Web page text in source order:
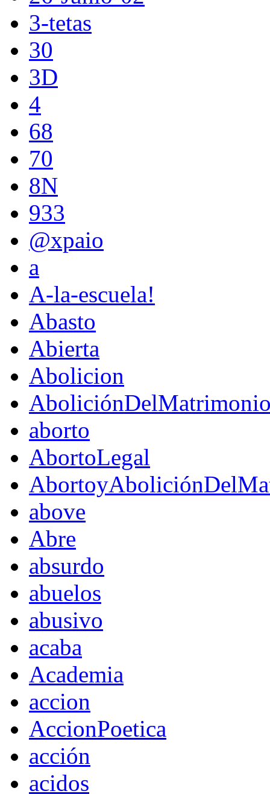
3-tetas
30
3D
4
68
70
8N
933
@xpaio
a
A-la-escuela!
Abasto
Abierta
Abolicion
aborto
AbortoLegal
above
Abre
absurdo
abuelos
abusivo
acaba
Academia
accion
AccionPoetica
acción
acidos